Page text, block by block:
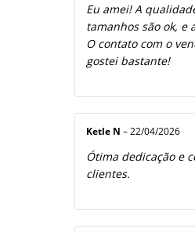
Eu amei! A
tamanhos são ok, e
O contato com o
gostei bastante!
Ketle N – 22/04/2026
Ótima dedicação e
clientes.